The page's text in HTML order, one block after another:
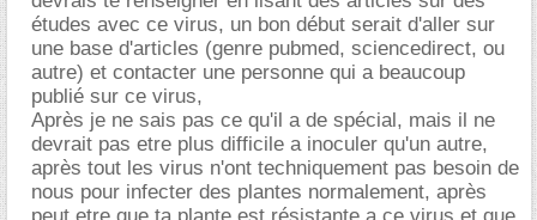
études avec ce virus, un bon début serait d'aller sur
une base d'articles (genre pubmed, sciencedirect, ou
autre) et contacter une personne qui a beaucoup
publié sur ce virus,
Après je ne sais pas ce qu'il a de spécial, mais il ne
devrait pas etre plus difficile a inoculer qu'un autre,
après tout les virus n'ont techniquement pas besoin de
nous pour infecter des plantes normalement, après